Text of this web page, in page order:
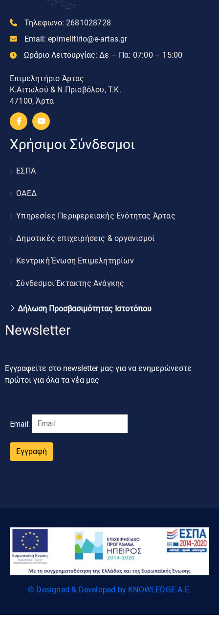
Τηλεφωνο: 2681028728
Email: epimelitirio@e-artas.gr
Ωράριο Λειτουργίας: Δε – Πα: 07:00 – 15:00
Επιμελητήριο Άρτας
Κ.Αιτωλού & Ν.Πριοβόλου, Τ.Κ.
47100, Άρτα
Χρήσιμοι Σύνδεσμοι
ΕΣΠΑ
ΟΑΕΔ
Υπηρεσίες Περιφερειακής Ενότητας Άρτας
Δημοτικές επιχειρήσεις & οργανισμοί
Κεντρική Ένωση Επιμελητηρίων
Σύνδεσμοι Έκτακτης Ανάγκης
Δήλωση Προσβασιμότητας Ιστοτόπου
Newsletter
Εγγραφείτε στο newsletter μας για να ενημερώνεστε
πρώτοι για όλα τα νέα μας
Email:
Εγγραφή
© Designed & Developed by KNOWLEDGE A.E.